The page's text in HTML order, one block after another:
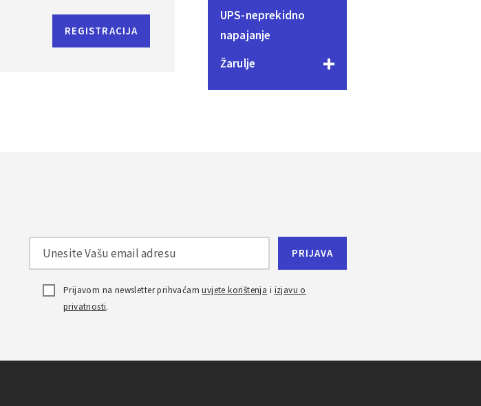
UPS-neprekidno
napajanje
Žarulje
REGISTRACIJA
Prijavom na newsletter prihvaćamuvjete korištenja i izjavu o
privatnosti.